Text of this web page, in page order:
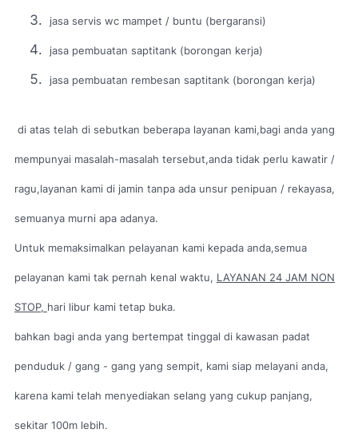
jasa servis wc mampet / buntu (bergaransi)
jasa pembuatan saptitank (borongan kerja)
jasa pembuatan rembesan saptitank (borongan kerja)
di atas telah di sebutkan beberapa layanan kami,bagi anda yang
mempunyai masalah-masalah tersebut,anda tidak perlu kawatir /
ragu,layanan kami di jamin tanpa ada unsur penipuan / rekayasa,
semuanya murni apa adanya.
Untuk memaksimalkan pelayanan kami kepada anda,semua
pelayanan kami tak pernah kenal waktu, LAYANAN 24 JAM NON
STOP, hari libur kami tetap buka.
bahkan bagi anda yang bertempat tinggal di kawasan padat
penduduk / gang - gang yang sempit, kami siap melayani anda,
karena kami telah menyediakan selang yang cukup panjang,
sekitar 100m lebih.